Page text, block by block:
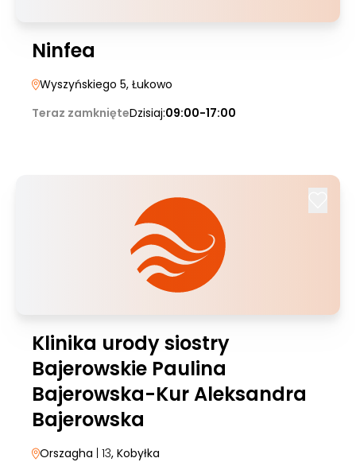
Ninfea
Wyszyńskiego 5, Łukowo
Teraz zamknięteDzisiaj:09:00-17:00
Klinika urody siostry
Bajerowskie Paulina
Bajerowska-Kur Aleksandra
Bajerowska
Orszagha | 13, Kobyłka